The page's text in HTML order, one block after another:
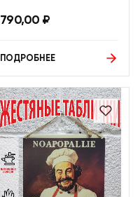
790,00 ₽
ПОДРОБНЕЕ